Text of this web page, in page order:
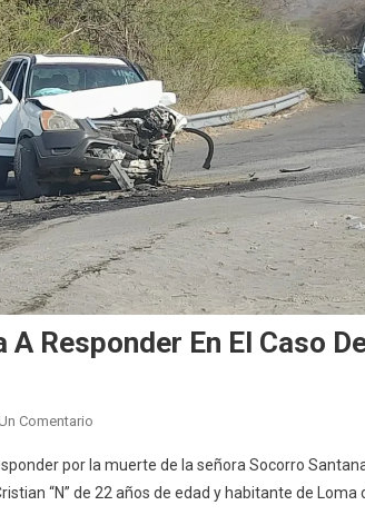
A Responder En El Caso
Comentario
Seguros
Se
por la muerte de la señora Socorro
“N” de 22 años de edad y habitante de Loma